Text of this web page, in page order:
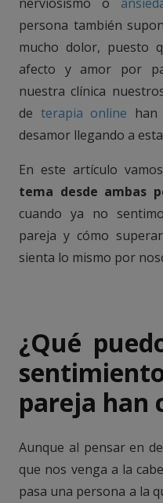
persona también
mucho dolor, puesto
afecto y amor por
nuestra clínica
de terapia online han
desamor llegando a
En este artículo
tema desde ambas
cuando ya no
pareja y cómo
sienta lo mismo por
¿Qué
pareja han
Aunque al pensar en
que nos venga a la
pasa una persona a la